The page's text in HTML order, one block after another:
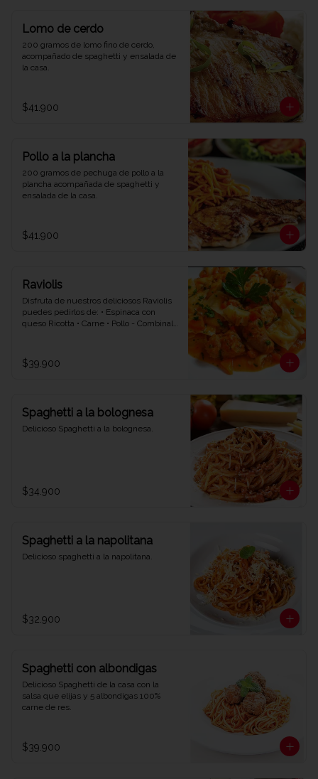
Lomo de cerdo
200 gramos de lomo fino de cerdo,
acompañado de spaghetti y ensalada de
la casa.
$41.900
Pollo a la plancha
200 gramos de pechuga de pollo a la
plancha acompañada de spaghetti y
ensalada de la casa.
$41.900
Raviolis
Disfruta de nuestros deliciosos Raviolis
puedes pedirlos de: • Espinaca con
queso Ricotta • Carne • Pollo - Combinalo
$39.900
Spaghetti a la bolognesa
Delicioso Spaghetti a la bolognesa.
$34.900
Spaghetti a la napolitana
Delicioso spaghetti a la napolitana.
$32.900
Spaghetti con albondigas
Delicioso Spaghetti de la casa con la
salsa que elijas y 5 albondigas 100%
carne de res.
$39.900